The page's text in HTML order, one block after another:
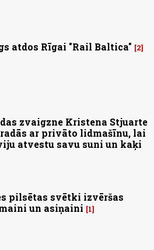
atdos Rīgai "Rail Baltica" 2
zvaigzne Kristena Stjuarte
ar privāto lidmašīnu, lai
atvestu savu suni un kaķi
pilsētas svētki izvēršas
un asiņaini
1